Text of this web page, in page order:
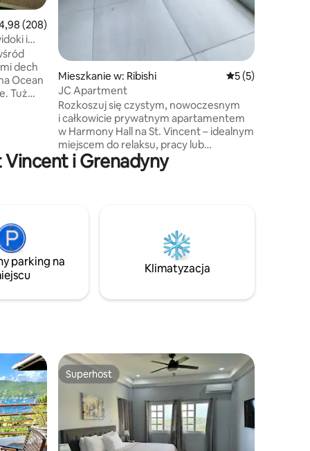
ocena: 4,98 na 5, liczba recenzji: 208
(208)
i
dech
Ocean
ze
Mieszkanie w: Ribishi Średnia ocena: 5
5 (5)
JC Apartment
Rozkoszuj się czystym, nowoczesnym
i całkowicie prywatnym apartamentem
w Harmony Hall na St. Vincent – idealnym
miejscem do relaksu, pracy lub
zwiedzania wyspy. Ta przestrzeń,
zaprojektowana z myślą o komforcie
niezmiennie podkreślają nieskazitelny
stan apartamentu, rzetelność
gospodarza i doskonały stosunek jakości
do ceny, dając Ci pewność, że to, co
otrzymasz.
Vincent i Grenadyny
parking na
Klimatyzacja
gości Superhost
Superhost